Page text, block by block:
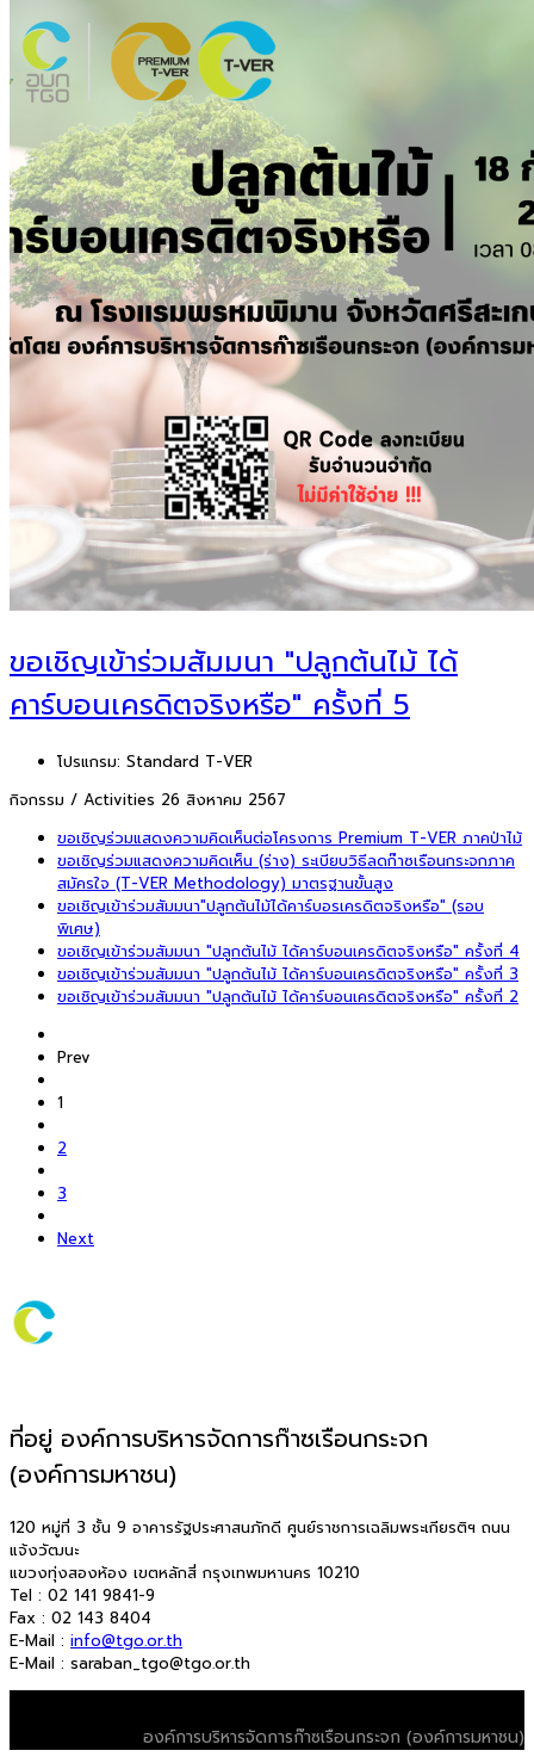
ขอเชิญเข้าร่วมสัมมนา "ปลูกต้นไม้ ได้
คาร์บอนเครดิตจริงหรือ" ครั้งที่ 5
โปรแกรม: Standard T-VER
กิจกรรม / Activities 26 สิงหาคม 2567
ขอเชิญร่วมแสดงความคิดเห็นต่อโครงการ Premium T-VER ภาคป่าไม้
ขอเชิญร่วมแสดงความคิดเห็น (ร่าง) ระเบียบวิธีลดก๊าซเรือนกระจกภาค
สมัครใจ (T-VER Methodology) มาตรฐานขั้นสูง
ขอเชิญเข้าร่วมสัมมนา"ปลูกต้นไม้ได้คาร์บอรเครดิตจริงหรือ" (รอบ
พิเศษ)
ขอเชิญเข้าร่วมสัมมนา "ปลูกต้นไม้ ได้คาร์บอนเครดิตจริงหรือ" ครั้งที่ 4
ขอเชิญเข้าร่วมสัมมนา "ปลูกต้นไม้ ได้คาร์บอนเครดิตจริงหรือ" ครั้งที่ 3
ขอเชิญเข้าร่วมสัมมนา "ปลูกต้นไม้ ได้คาร์บอนเครดิตจริงหรือ" ครั้งที่ 2
Prev
1
2
3
Next
ที่อยู่ องค์การบริหารจัดการก๊าซเรือนกระจก
(องค์การมหาชน)
120 หมู่ที่ 3 ชั้น 9 อาคารรัฐประศาสนภักดี ศูนย์ราชการเฉลิมพระเกียรติฯ ถนน
แจ้งวัฒนะ
แขวงทุ่งสองห้อง เขตหลักสี่ กรุงเทพมหานคร 10210
Tel : 02 141 9841-9
Fax : 02 143 8404
E-Mail : info@tgo.or.th
E-Mail : saraban_tgo@tgo.or.th
องค์การบริหารจัดการก๊าซเรือนกระจก (องค์การมหาชน)